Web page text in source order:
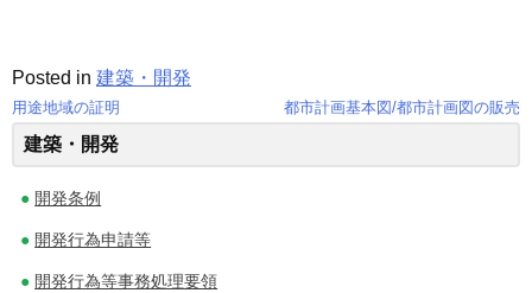
Posted in 建築・開発
投
用途地域の証明 都市計画基本図/都市計画図の販売
建築・開発
開発条例
開発行為申請等
開発行為等事務処理要領